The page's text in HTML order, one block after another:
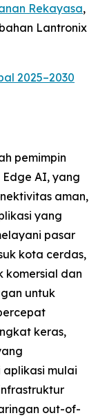
Rekayasa,
Lantronix
2025–2030
pemimpin
AI, yang
aman,
yang
pasar
kota cerdas,
komersial dan
untuk
keras,
mulai
out-of-